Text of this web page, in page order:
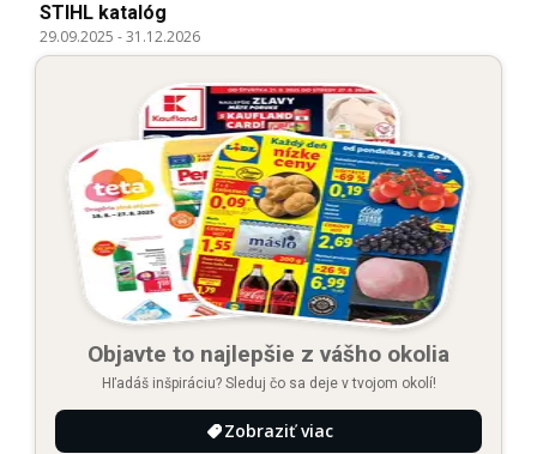
STIHL katalóg
29.09.2025 -31.12.2026
Objavte to najlepšie z vášho okolia
Hľadáš inšpiráciu? Sleduj čo sa deje v tvojom okolí!
Zobraziť viac